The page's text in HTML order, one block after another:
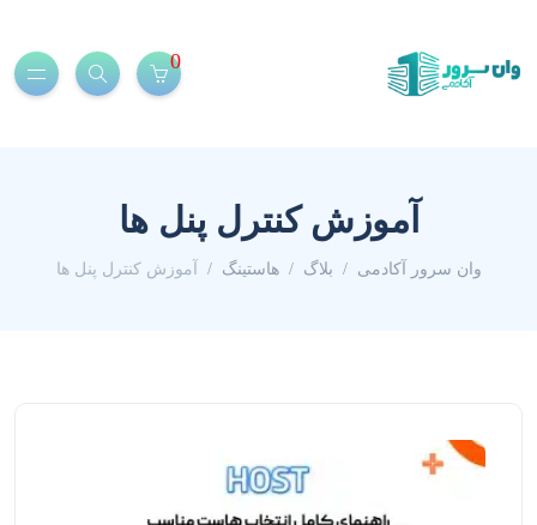
آموزش کنترل پنل ها
وان سرور آکادمی بلاگ هاستینگ آموزش کنترل پنل ها